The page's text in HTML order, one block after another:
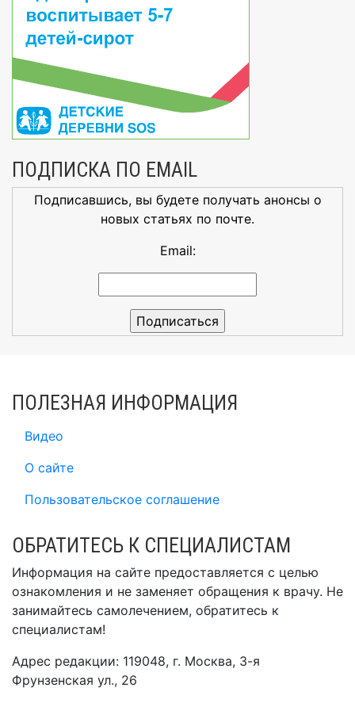
ПОДПИСКА ПО EMAIL
Подписавшись, вы будете получать анонсы о
новых статьях по почте.
Email:
ПОЛЕЗНАЯ ИНФОРМАЦИЯ
Видео
О сайте
Пользовательское соглашение
ОБРАТИТЕСЬ К СПЕЦИАЛИСТАМ
Информация на сайте предоставляется с целью
ознакомления и не заменяет обращения к врачу. Не
занимайтесь самолечением, обратитесь к
специалистам!
Адрес редакции: 119048, г. Москва, 3-я
Фрунзенская ул., 26